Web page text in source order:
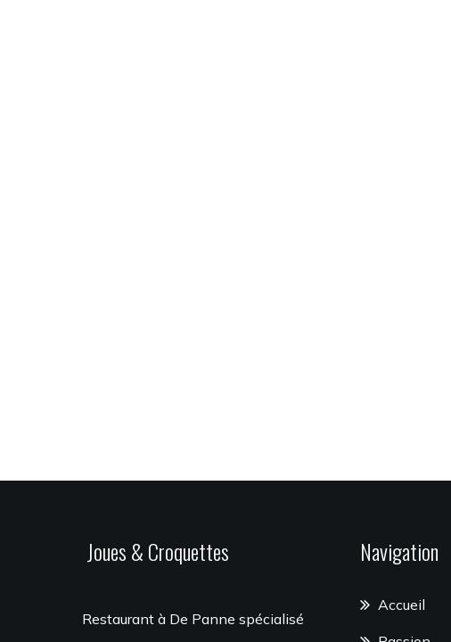
Joues & Croquettes
Restaurant à De Panne spécialisé
Navigation
Accueil